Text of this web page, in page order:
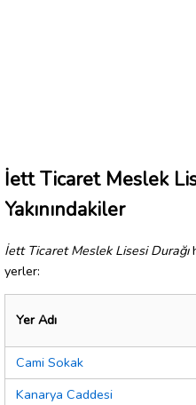
İett Ticaret Meslek
Yakınındakiler
İett Ticaret Meslek Lisesi Durağı
yerler:
Yer Adı
Cami Sokak
Kanarya Caddesi